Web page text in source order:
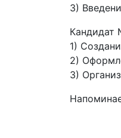
3)
Кандидат
1)
2)
3)